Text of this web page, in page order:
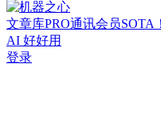
文章库PRO通讯会员SOTA
AI 好好用
登录